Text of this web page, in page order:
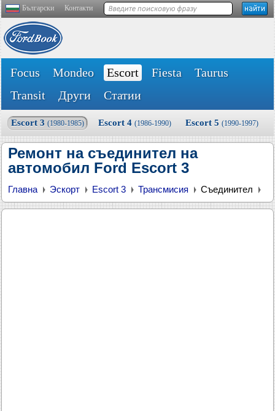
Български Контакти
Focus Mondeo Escort Fiesta
Taurus
Transit
Други Статии
Escort 3 (1980-1985) Escort 4 (1986-1990) Escort 5 (1990-1997)
Ремонт на съединител на
автомобил Ford Escort 3
Главна Эскорт Escort 3 Трансмисия Съединител